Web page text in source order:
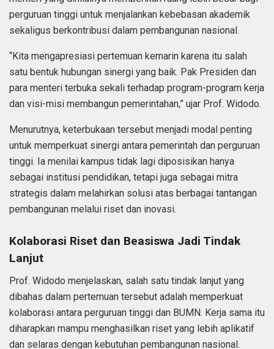
perguruan tinggi untuk menjalankan kebebasan akademik
sekaligus berkontribusi dalam pembangunan nasional.
“Kita mengapresiasi pertemuan kemarin karena itu salah
satu bentuk hubungan sinergi yang baik. Pak Presiden dan
para menteri terbuka sekali terhadap program-program kerja
dan visi-misi membangun pemerintahan,” ujar Prof. Widodo.
Menurutnya, keterbukaan tersebut menjadi modal penting
untuk memperkuat sinergi antara pemerintah dan perguruan
tinggi. Ia menilai kampus tidak lagi diposisikan hanya
sebagai institusi pendidikan, tetapi juga sebagai mitra
strategis dalam melahirkan solusi atas berbagai tantangan
pembangunan melalui riset dan inovasi.
Kolaborasi Riset dan Beasiswa Jadi Tindak
Lanjut
Prof. Widodo menjelaskan, salah satu tindak lanjut yang
dibahas dalam pertemuan tersebut adalah memperkuat
kolaborasi antara perguruan tinggi dan BUMN. Kerja sama itu
diharapkan mampu menghasilkan riset yang lebih aplikatif
dan selaras dengan kebutuhan pembangunan nasional.